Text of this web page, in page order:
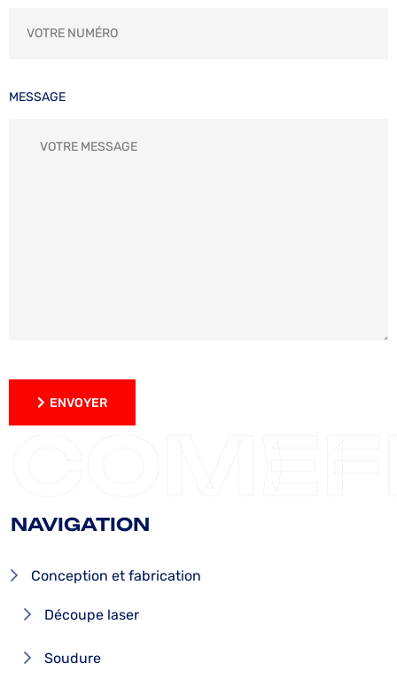
MESSAGE
ENVOYER
NAVIGATION
Conception et fabrication
Découpe laser
Soudure